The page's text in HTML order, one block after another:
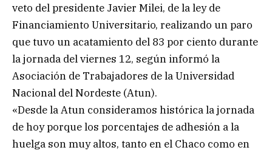
veto del presidente Javier Milei, de la ley de
Financiamiento Universitario, realizando un paro
que tuvo un acatamiento del 83 por ciento durante
la jornada del viernes 12, según informó la
Asociación de Trabajadores de la Universidad
Nacional del Nordeste (Atun).
«Desde la Atun consideramos histórica la jornada
de hoy porque los porcentajes de adhesión a la
huelga son muy altos, tanto en el Chaco como en